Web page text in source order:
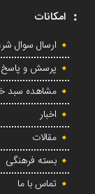
امکانات
ارسال سوال
پرسش و پاسخ
مشاهده سبد
اخبار
مقالات
بسته فرهنگی
تماس با ما